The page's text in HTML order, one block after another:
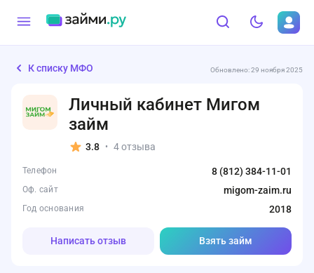
К списку МФО Обновлено: 29 ноября 2025
Личный кабинет Мигом
займ
3.8 • 4 отзыва
Телефон 8 (812) 384-11-01
Оф. сайт migom-zaim.ru
Год основания 2018
Написать отзыв Взять займ